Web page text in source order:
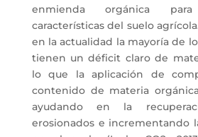
enmienda orgánica
características del suelo
en la actualidad la mayoría de
tienen un déficit claro de
lo que la aplicación de
contenido de materia
ayudando en la
erosionados e incrementando